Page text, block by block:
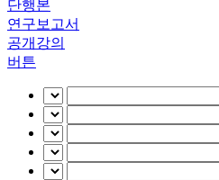
단행본
연구보고서
공개강의
버튼